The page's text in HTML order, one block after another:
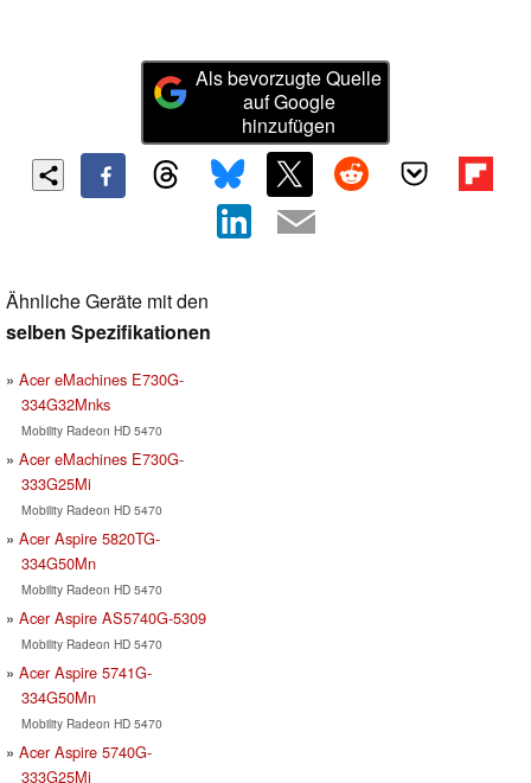
Als bevorzugte Quelle
auf Google
hinzufügen
Ähnliche Geräte mit den
selben Spezifikationen
Acer eMachines E730G-
334G32Mnks
Mobility Radeon HD 5470
Acer eMachines E730G-
333G25Mi
Mobility Radeon HD 5470
Acer Aspire 5820TG-
334G50Mn
Mobility Radeon HD 5470
Acer Aspire AS5740G-5309
Mobility Radeon HD 5470
Acer Aspire 5741G-
334G50Mn
Mobility Radeon HD 5470
Acer Aspire 5740G-
333G25Mi